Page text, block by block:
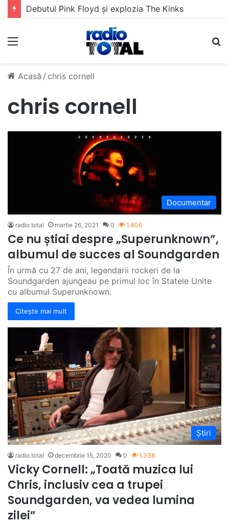
Debutul Pink Floyd și explozia The Kinks
Meniu
Acasă / chris cornell
chris cornell
Documentar
radio.total martie 26, 2021 0 1.406
Ce nu știai despre „Superunknown”,
albumul de succes al Soundgarden
În urmă cu 27 de ani, legendarii rockeri de la
Soundgarden ajungeau pe primul loc în Statele Unite
cu albumul Superunknown.
Citește mai mult
Știri
radio.total decembrie 15, 2020 0 1.338
Vicky Cornell: „Toată muzica lui
Chris, inclusiv cea a trupei
Soundgarden, va vedea lumina
zilei”